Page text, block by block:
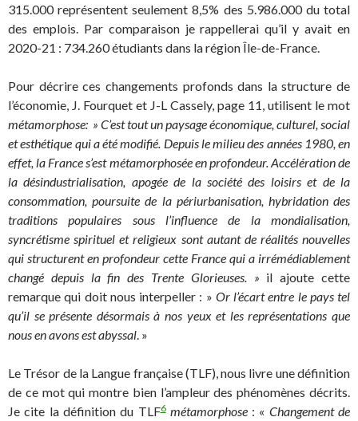
315.000 représentent seulement 8,5% des 5.986.000 du total
des emplois. Par comparaison je rappellerai qu’il y avait en
2020-21 : 734.260 étudiants dans la région Île-de-France.
Pour décrire ces changements profonds dans la structure de
l’économie, J. Fourquet et J-L Cassely, page 11, utilisent le mot
métamorphose: » C’est tout un paysage économique, culturel, social
et esthétique qui a été modifié. Depuis le milieu des années 1980, en
effet, la France s’est métamorphosée en profondeur. Accélération de
la désindustrialisation, apogée de la société des loisirs et de la
consommation, poursuite de la périurbanisation, hybridation des
traditions populaires sous l’influence de la mondialisation,
syncrétisme spirituel et religieux sont autant de réalités nouvelles
qui structurent en profondeur cette France qui a irrémédiablement
changé depuis la fin des Trente Glorieuses. » il ajoute cette
remarque qui doit nous interpeller : » Or l’écart entre le pays tel
qu’il se présente désormais à nos yeux et les représentations que
nous en avons est abyssal . »
Le Trésor de la Langue française (TLF), nous livre une définition
de ce mot qui montre bien l’ampleur des phénomènes décrits.
Je cite la définition du TLF6 métamorphose: « Changement de